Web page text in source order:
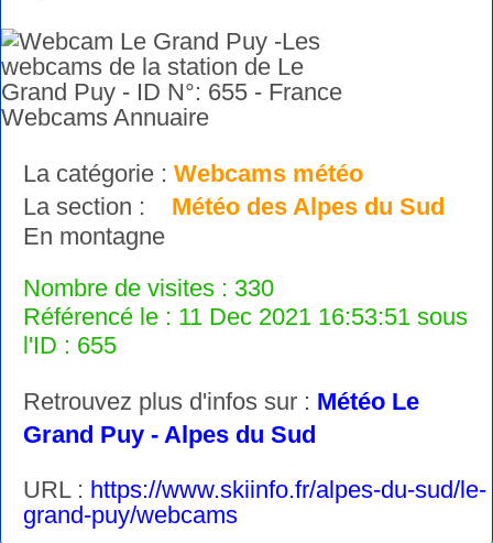
La catégorie : Webcams météo
La section : Météo des Alpes du Sud
En montagne
Nombre de visites : 330
Référencé le : 11 Dec 2021 16:53:51 sous
l'ID : 655
Retrouvez plus d'infos sur : Météo Le
Grand Puy - Alpes du Sud
URL : https://www.skiinfo.fr/alpes-du-sud/le-
grand-puy/webcams